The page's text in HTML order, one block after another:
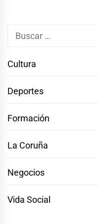
Buscar:
Cultura
Deportes
Formación
La Coruña
Negocios
Vida Social